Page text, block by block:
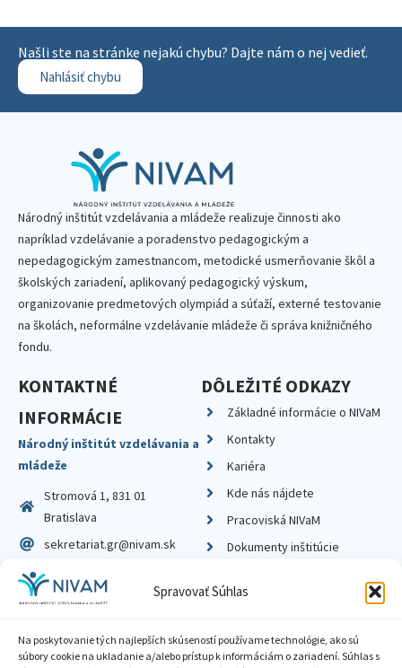
Spravovať Súhlas
Na poskytovanie tých najlepších skúseností používame technológie, ako sú
súbory cookie na ukladanie a/alebo prístup k informáciám o zariadení. Súhlas s
Našli ste na stránke nejakú chybu? Dajte nám o nej vedieť.
Nahlásiť chybu
Národný inštitút vzdelávania a mládeže realizuje činnosti ako
napríklad vzdelávanie a poradenstvo pedagogickým a
nepedagogickým zamestnancom, metodické usmerňovanie škôl a
školských zariadení, aplikovaný pedagogický výskum,
organizovanie predmetových olympiád a súťaží, externé testovanie
na školách, neformálne vzdelávanie mládeže či správa knižničného
fondu.
KONTAKTNÉ
INFORMÁCIE
Národný inštitút vzdelávania a
mládeže
Stromová 1, 831 01
Bratislava
sekretariat.gr@nivam.sk
IČO: 00164348
DIČ: 2020798714
DÔLEŽITÉ ODKAZY
Základné informácie o NIVaM
Kontakty
Kariéra
Kde nás nájdete
Pracoviská NIVaM
Dokumenty inštitúcie